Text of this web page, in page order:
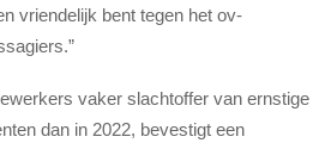
vriendelijk bent tegen het ov-
vaker slachtoffer van ernstige
dan in 2022, bevestigt een